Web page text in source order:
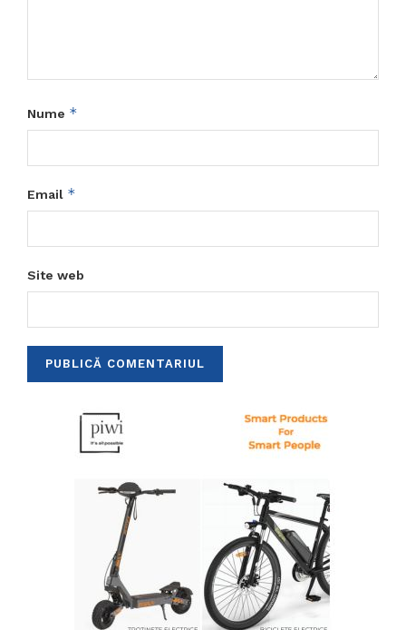
Nume *
Email *
Site web